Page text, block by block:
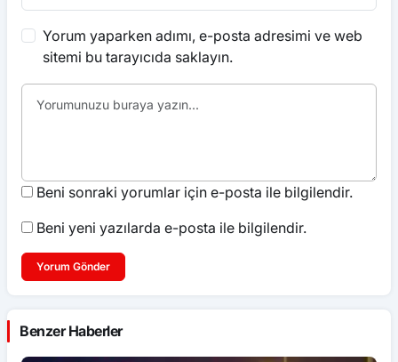
Yorum yaparken adımı, e-posta adresimi ve web
sitemi bu tarayıcıda saklayın.
Beni sonraki yorumlar için e-posta ile bilgilendir.
Beni yeni yazılarda e-posta ile bilgilendir.
Yorum Gönder
Benzer Haberler